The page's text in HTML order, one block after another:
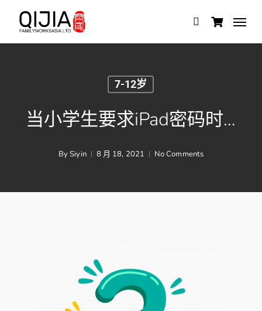
main
search
Menu
7-12岁
当小学生要求iPad密码时…
BySiyin 8 月 18, 2021 No Comments